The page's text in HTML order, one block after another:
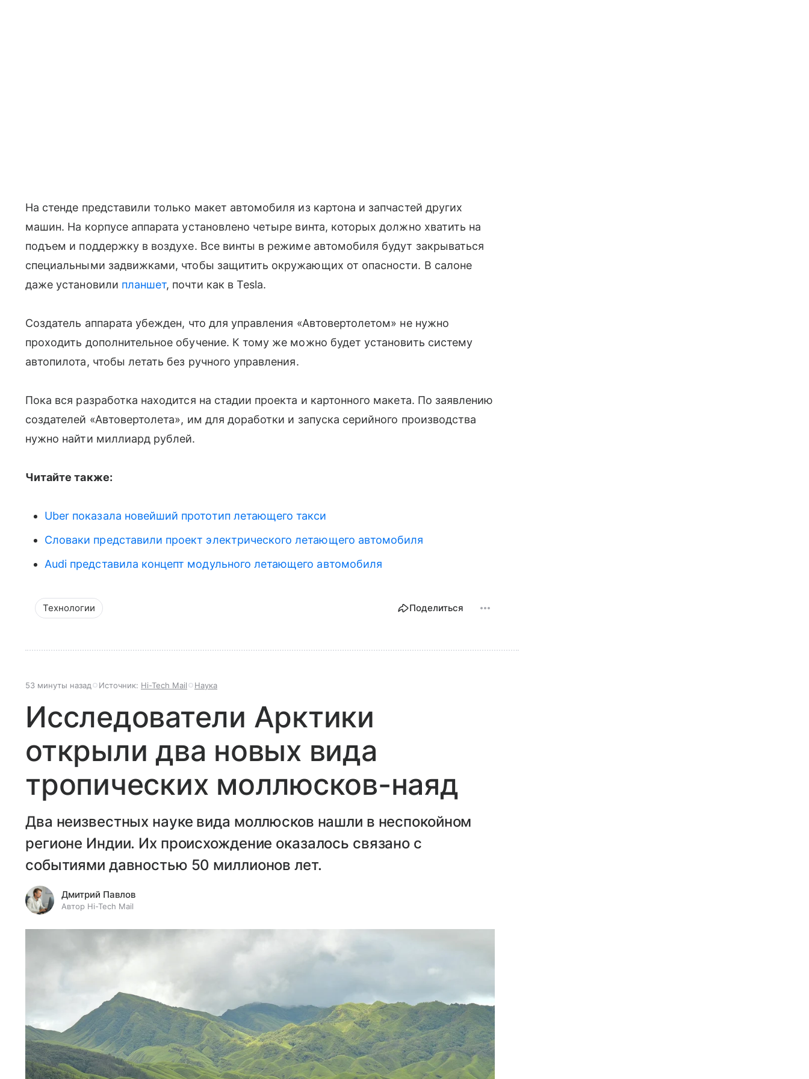
На стенде представили только макет автомобиля из картона и запчастей других
машин. На корпусе аппарата установлено четыре винта, которых должно хватить на
подъем и поддержку в воздухе. Все винты в режиме автомобиля будут закрываться
специальными задвижками, чтобы защитить окружающих от опасности. В салоне
даже установили планшет, почти как в Tesla.
Создатель аппарата убежден, что для управления «Автовертолетом» не нужно
проходить дополнительное обучение. К тому же можно будет установить систему
автопилота, чтобы летать без ручного управления.
Пока вся разработка находится на стадии проекта и картонного макета. По заявлению
создателей «Автовертолета», им для доработки и запуска серийного производства
нужно найти миллиард рублей.
Читайте также:
Uber показала новейший прототип летающего такси
Словаки представили проект электрического летающего автомобиля
Audi представила концепт модульного летающего автомобиля
Технологии Поделиться
53 минуты назад Источник: Hi-Tech Mail Наука
Исследователи Арктики
открыли два новых вида
тропических моллюсков-наяд
Два неизвестных науке вида моллюсков нашли в неспокойном
регионе Индии. Их происхождение оказалось связано с
событиями давностью 50 миллионов лет.
Дмитрий Павлов
Автор Hi-Tech Mail